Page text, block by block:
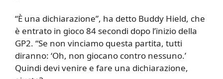
“È una dichiarazione”, ha detto Buddy Hield, che
è entrato in gioco 84 secondi dopo l’inizio della
GP2. “Se non vinciamo questa partita, tutti
diranno: ‘Oh, non giocano contro nessuno.’
Quindi devi venire e fare una dichiarazione,